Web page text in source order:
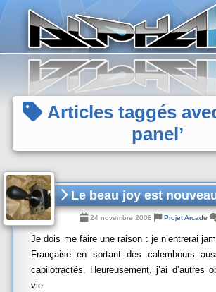
Articles taggés
panel’
Le beau joy est
24 novembre 2008 Projet Arcade
Je dois me faire une raison : je n’entrerai
Française en sortant des calembours
capilotractés. Heureusement, j’ai d’autres
vie.